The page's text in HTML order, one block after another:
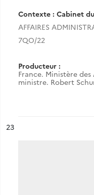
Contexte : Cabinet
AFFAIRES
7QO/22
Producteur :
France. Ministère
ministre. Robert
n°
23